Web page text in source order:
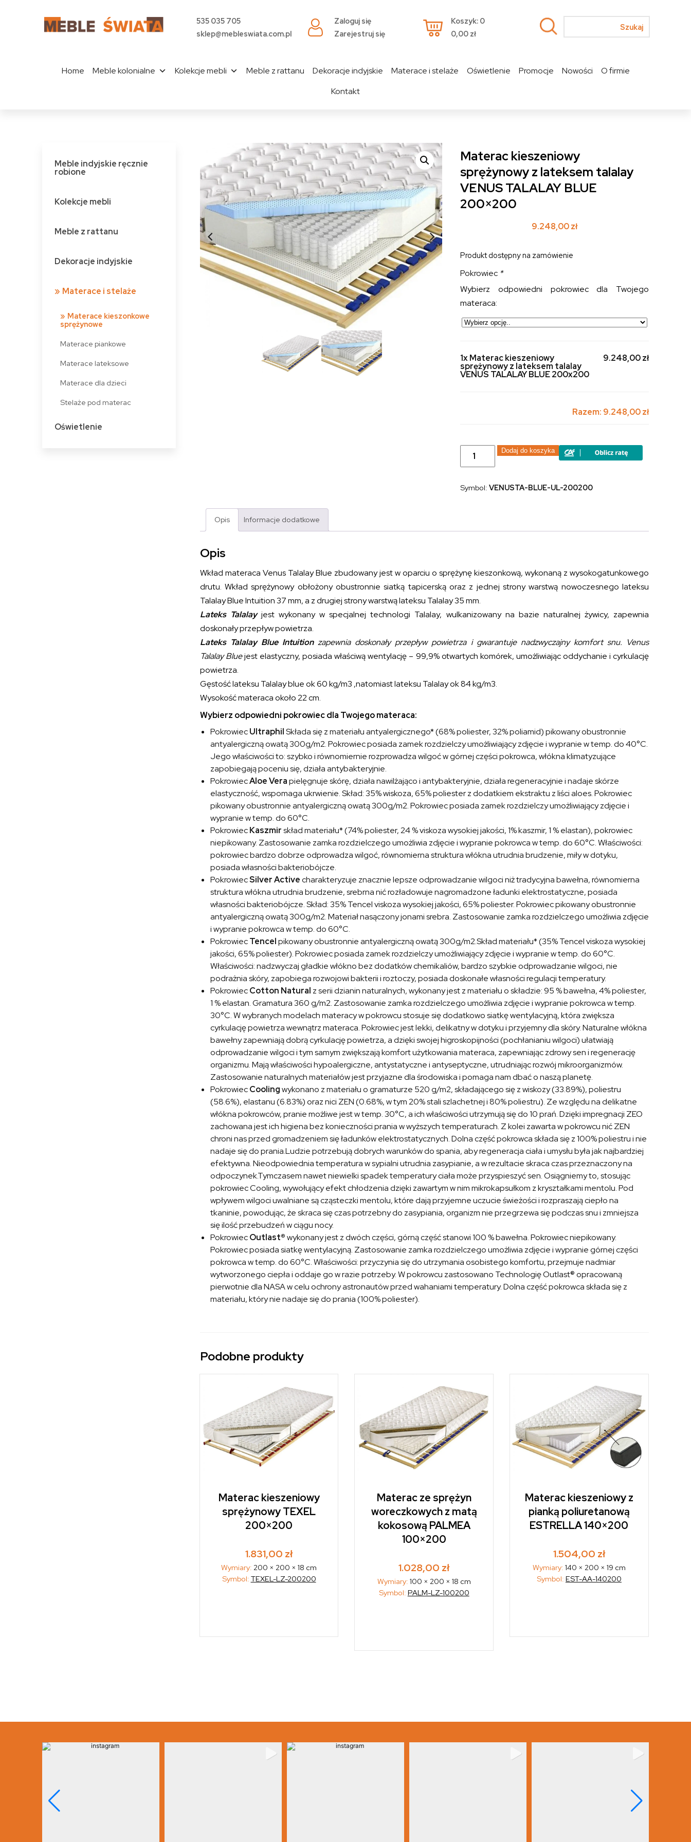
535 035 705
sklep@mebleswiata.com.pl
Zaloguj się
Zarejestruj się
Koszyk: 0
0,00 zł
Home Meble kolonialne Kolekcje mebli Meble z rattanu Dekoracje indyjskie Materace i stelaże Oświetlenie Promocje Nowości
O firmie
Kontakt
Meble indyjskie ręcznie
robione
Kolekcje mebli
Meble z rattanu
Dekoracje indyjskie
Materace i stelaże
Materace kieszonkowe
sprężynowe
Materace piankowe
Materace lateksowe
Materace dla dzieci
Stelaże pod materac
Oświetlenie
Materac kieszeniowy
sprężynowy z lateksem talalay
VENUS TALALAY BLUE
200×200
9.248,00zł
Produkt dostępny na zamówienie
Pokrowiec *
Wybierz odpowiedni pokrowiec dla Twojego
materaca:
1x Materac kieszeniowy
sprężynowy z lateksem talalay
VENUS TALALAY BLUE 200x200
9.248,00 zł
Razem: 9.248,00 zł
ilość
Materac
kieszeniowy
lateksem
200x200
Dodaj do koszyka
Symbol:VENUSTA-BLUE-UL-200200
Opis Informacje dodatkowe
Opis
Wkład materaca Venus Talalay Blue zbudowany jest w oparciu o sprężynę kieszonkową, wykonaną z wysokogatunkowego
drutu. Wkład sprężynowy obłożony obustronnie siatką tapicerską oraz z jednej strony warstwą nowoczesnego lateksu
Talalay Blue Intuition 37 mm, a z drugiej strony warstwą lateksu Talalay 35 mm.
Lateks Talalayjest wykonany w specjalnej technologi Talalay, wulkanizowany na bazie naturalnej żywicy, zapewnia
doskonały przepływ powietrza.
Lateks Talalay Blue Intuitionzapewnia doskonały przepływ powietrza i gwarantuje nadzwyczajny komfort snu. Venus
Talalay Bluejest elastyczny, posiada właściwą wentylację – 99,9% otwartych komórek, umożliwiając oddychanie i cyrkulację
powietrza.
Gęstość lateksu Talalay blue ok 60 kg/m3 ,natomiast lateksu Talalay ok 84 kg/m3.
Wysokość materaca około 22 cm.
Wybierz odpowiedni pokrowiec dla Twojego materaca:
PokrowiecUltraphilSkłada się z materiału antyalergicznego* (68% poliester, 32% poliamid) pikowany obustronnie
antyalergiczną owatą 300g/m2. Pokrowiec posiada zamek rozdzielczy umożliwiający zdjęcie i wypranie w temp. do 40°C.
Jego właściwości to: szybko i równomiernie rozprowadza wilgoć w górnej części pokrowca, włókna klimatyzujące
zapobiegają poceniu się, działa antybakteryjnie.
PokrowiecAloe Verapielęgnuje skórę, działa nawilżająco i antybakteryjnie, działa regeneracyjnie i nadaje skórze
elastyczność, wspomaga ukrwienie. Skład: 35% wiskoza, 65% poliester z dodatkiem ekstraktu z liści aloes. Pokrowiec
pikowany obustronnie antyalergiczną owatą 300g/m2. Pokrowiec posiada zamek rozdzielczy umożliwiający zdjęcie i
wypranie w temp. do 60°C.
PokrowiecKaszmirskład materiału* (74% poliester, 24 % viskoza wysokiej jakości, 1% kaszmir, 1 % elastan), pokrowiec
niepikowany. Zastosowanie zamka rozdzielczego umożliwia zdjęcie i wypranie pokrowca w temp. do 60°C. Właściwości:
pokrowiec bardzo dobrze odprowadza wilgoć, równomierna struktura włókna utrudnia brudzenie, miły w dotyku,
posiada własności bakteriobójcze.
PokrowiecSilver Activecharakteryzuje znacznie lepsze odprowadzanie wilgoci niż tradycyjna bawełna, równomierna
struktura włókna utrudnia brudzenie, srebrna nić rozładowuje nagromadzone ładunki elektrostatyczne, posiada
własności bakteriobójcze. Skład: 35% Tencel viskoza wysokiej jakości, 65% poliester. Pokrowiec pikowany obustronnie
antyalergiczną owatą 300g/m2. Materiał nasączony jonami srebra. Zastosowanie zamka rozdzielczego umożliwia zdjęcie
i wypranie pokrowca w temp. do 60°C.
PokrowiecTencelpikowany obustronnie antyalergiczną owatą 300g/m2.Skład materiału* (35% Tencel viskoza wysokiej
jakości, 65% poliester). Pokrowiec posiada zamek rozdzielczy umożliwiający zdjęcie i wypranie w temp. do 60°C.
Właściwości: nadzwyczaj gładkie włókno bez dodatków chemikaliów, bardzo szybkie odprowadzanie wilgoci, nie
podrażnia skóry, zapobiega rozwojowi bakterii i roztoczy, posiada doskonałe własności regulacji temperatury.
PokrowiecCotton Natural z serii dzianin naturalnych, wykonany jest z materiału o składzie: 95 % bawełna, 4% poliester,
1 % elastan. Gramatura 360 g/m2. Zastosowanie zamka rozdzielczego umożliwia zdjęcie i wypranie pokrowca w temp.
30°C. W wybranych modelach materacy w pokrowcu stosuje się dodatkowo siatkę wentylacyjną, która zwiększa
cyrkulację powietrza wewnątrz materaca. Pokrowiec jest lekki, delikatny w dotyku i przyjemny dla skóry. Naturalne włókna
bawełny zapewniają dobrą cyrkulację powietrza, a dzięki swojej higroskopijności (pochłanianiu wilgoci) ułatwiają
odprowadzanie wilgoci i tym samym zwiększają komfort użytkowania materaca, zapewniając zdrowy sen i regenerację
organizmu. Mają właściwości hypoalergiczne, antystatyczne i antyseptyczne, utrudniając rozwój mikroorganizmów.
Zastosowanie naturalnych materiałów jest przyjazne dla środowiska i pomaga nam dbać o naszą planetę.
PokrowiecCoolingwykonano z materiału o gramaturze 520 g/m2, składającego się z wiskozy (33.89%), poliestru
(58.6%), elastanu (6.83%) oraz nici ZEN (0.68%, w tym 20% stali szlachetnej i 80% poliestru). Ze względu na delikatne
włókna pokrowców, pranie możliwe jest w temp. 30°C, a ich właściwości utrzymują się do 10 prań. Dzięki impregnacji ZEO
zachowana jest ich higiena bez konieczności prania w wyższych temperaturach. Z kolei zawarta w pokrowcu nić ZEN
chroni nas przed gromadzeniem się ładunków elektrostatycznych. Dolna część pokrowca składa się z 100% poliestru i nie
nadaje się do prania.Ludzie potrzebują dobrych warunków do spania, aby regeneracja ciała i umysłu była jak najbardziej
efektywna. Nieodpowiednia temperatura w sypialni utrudnia zasypianie, a w rezultacie skraca czas przeznaczony na
odpoczynek.Tymczasem nawet niewielki spadek temperatury ciała może przyspieszyć sen. Osiągniemy to, stosując
pokrowiec Cooling, wywołujący efekt chłodzenia dzięki zawartym w nim mikrokapsułkom z kryształkami mentolu. Pod
wpływem wilgoci uwalniane są cząsteczki mentolu, które dają przyjemne uczucie świeżości i rozpraszają ciepło na
tkaninie, powodując, że skraca się czas potrzebny do zasypiania, organizm nie przegrzewa się podczas snu i zmniejsza
się ilość przebudzeń w ciągu nocy.
PokrowiecOutlast®wykonany jest z dwóch części, górną część stanowi 100 % bawełna. Pokrowiec niepikowany.
Pokrowiec posiada siatkę wentylacyjną. Zastosowanie zamka rozdzielczego umożliwia zdjęcie i wypranie górnej części
pokrowca w temp. do 60°C. Właściwości: przyczynia się do utrzymania osobistego komfortu, przejmuje nadmiar
wytworzonego ciepła i oddaje go w razie potrzeby. W pokrowcu zastosowano Technologię Outlast® opracowaną
pierwotnie dla NASA w celu ochrony astronautów przed wahaniami temperatury. Dolna część pokrowca składa się z
materiału, który nie nadaje się do prania (100% poliester).
Podobne produkty
Materac kieszeniowy
sprężynowy TEXEL
200×200
1.831,00 zł
Wymiary: 200 × 200 × 18 cm
Symbol: TEXEL-LZ-200200
Materac ze sprężyn
woreczkowych z matą
kokosową PALMEA
100×200
1.028,00 zł
Wymiary: 100 × 200 × 18 cm
Symbol: PALM-LZ-100200
Materac kieszeniowy z
pianką poliuretanową
ESTRELLA 140×200
1.504,00 zł
Wymiary: 140 × 200 × 19 cm
Symbol: EST-AA-140200